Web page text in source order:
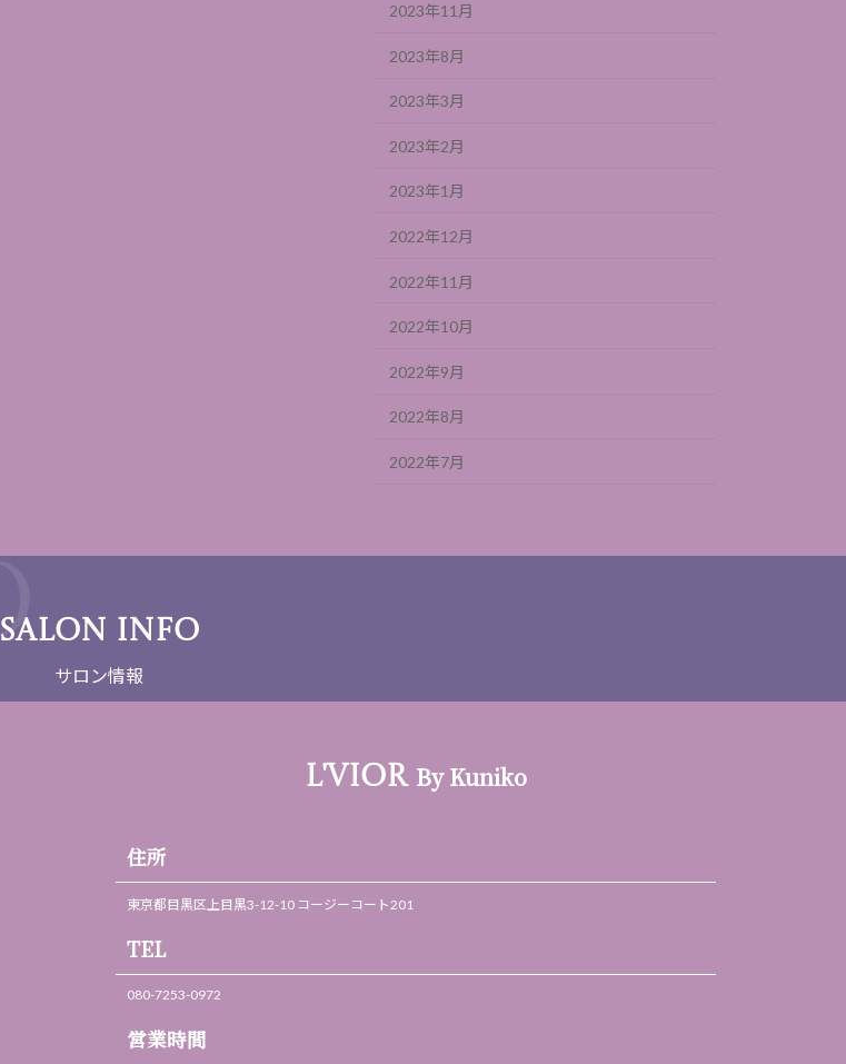
2023年11月
2023年8月
2023年3月
2023年2月
2023年1月
2022年12月
2022年11月
2022年10月
2022年9月
2022年8月
2022年7月
SALON INFO
サロン情報
L'VIOR By Kuniko
住所
東京都目黒区上目黒3-12-10 コージーコート201
TEL
080-7253-0972
営業時間